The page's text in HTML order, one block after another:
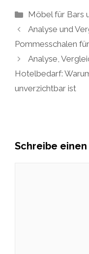
Kategorien
Möbel für Bars
Analyse und
Pommesschalen
Analyse,
Hotelbedarf:
unverzichtbar ist
Schreibe